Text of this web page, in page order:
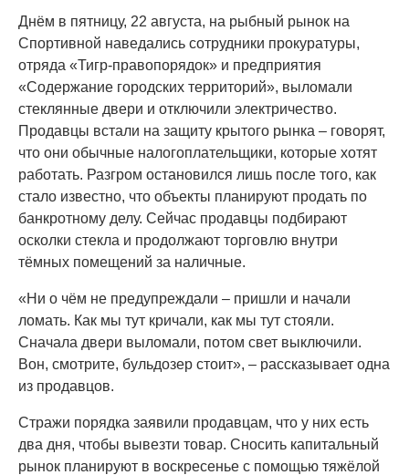
Днём в пятницу, 22 августа, на рыбный рынок на
Спортивной наведались сотрудники прокуратуры,
отряда «Тигр-правопорядок» и предприятия
«Содержание городских территорий», выломали
стеклянные двери и отключили электричество.
Продавцы встали на защиту крытого рынка – говорят,
что они обычные налогоплательщики, которые хотят
работать. Разгром остановился лишь после того, как
стало известно, что объекты планируют продать по
банкротному делу. Сейчас продавцы подбирают
осколки стекла и продолжают торговлю внутри
тёмных помещений за наличные.
«Ни о чём не предупреждали – пришли и начали
ломать. Как мы тут кричали, как мы тут стояли.
Сначала двери выломали, потом свет выключили.
Вон, смотрите, бульдозер стоит», – рассказывает одна
из продавцов.
Стражи порядка заявили продавцам, что у них есть
два дня, чтобы вывезти товар. Сносить капитальный
рынок планируют в воскресенье с помощью тяжёлой